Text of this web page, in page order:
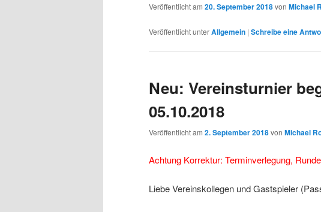
Veröffentlicht am 20. September 2018von Michael
Veröffentlicht unterAllgemein | Schreibe eine
Neu: Vereinsturnier
05.10.2018
Veröffentlicht am 2. September 2018von Michael
Achtung Korrektur: Terminverlegung,
Liebe Vereinskollegen und Gastspieler